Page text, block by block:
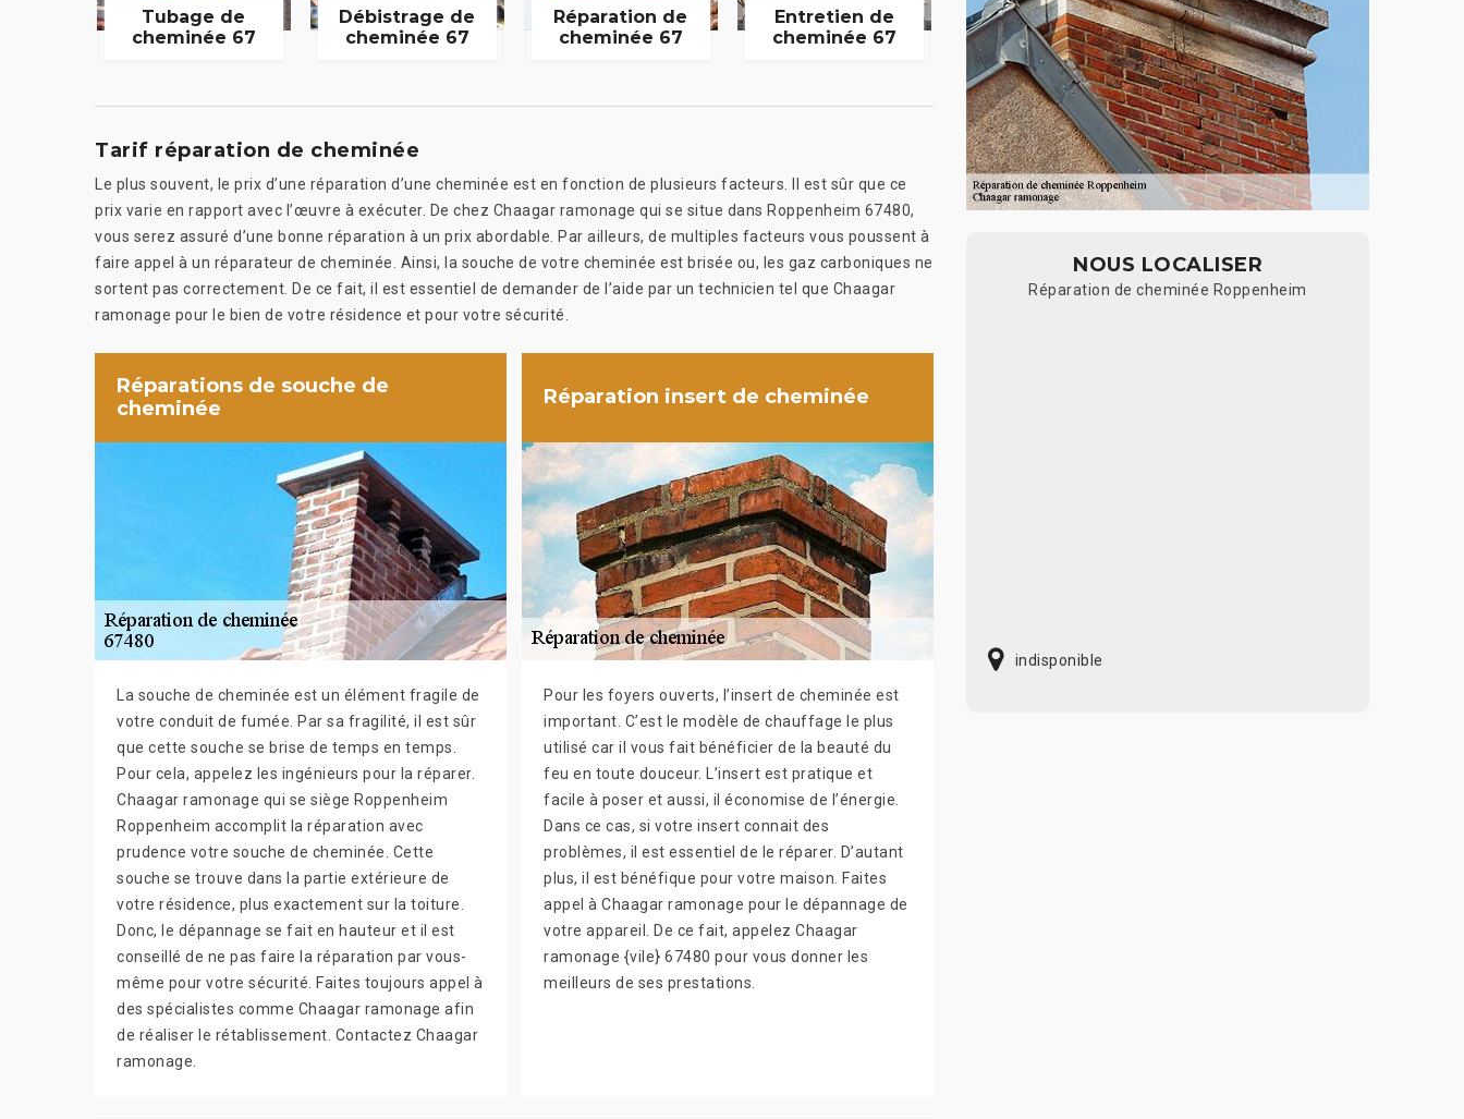
Tubage de
cheminée 67
Débistrage de
cheminée 67
Réparation de
cheminée 67
Entretien de
cheminée 67
Tarif réparation de cheminée
Le plus souvent, le prix d’une réparation d’une cheminée est en fonction de plusieurs facteurs. Il est sûr que ce
prix varie en rapport avec l’œuvre à exécuter. De chez Chaagar ramonage qui se situe dans Roppenheim 67480,
vous serez assuré d’une bonne réparation à un prix abordable. Par ailleurs, de multiples facteurs vous poussent à
faire appel à un réparateur de cheminée. Ainsi, la souche de votre cheminée est brisée ou, les gaz carboniques ne
sortent pas correctement. De ce fait, il est essentiel de demander de l’aide par un technicien tel que Chaagar
ramonage pour le bien de votre résidence et pour votre sécurité.
Réparations de souche de
cheminée
La souche de cheminée est un élément fragile de
votre conduit de fumée. Par sa fragilité, il est sûr
que cette souche se brise de temps en temps.
Pour cela, appelez les ingénieurs pour la réparer.
Chaagar ramonage qui se siège Roppenheim
Roppenheim accomplit la réparation avec
prudence votre souche de cheminée. Cette
souche se trouve dans la partie extérieure de
votre résidence, plus exactement sur la toiture.
Donc, le dépannage se fait en hauteur et il est
conseillé de ne pas faire la réparation par vous-
même pour votre sécurité. Faites toujours appel à
des spécialistes comme Chaagar ramonage afin
de réaliser le rétablissement. Contactez Chaagar
ramonage.
Réparation insert de cheminée
Pour les foyers ouverts, l’insert de cheminée est
important. C’est le modèle de chauffage le plus
utilisé car il vous fait bénéficier de la beauté du
feu en toute douceur. L’insert est pratique et
facile à poser et aussi, il économise de l’énergie.
Dans ce cas, si votre insert connait des
problèmes, il est essentiel de le réparer. D’autant
plus, il est bénéfique pour votre maison. Faites
appel à Chaagar ramonage pour le dépannage de
votre appareil. De ce fait, appelez Chaagar
ramonage {vile} 67480 pour vous donner les
meilleurs de ses prestations.
NOUS LOCALISER
Réparation de cheminée Roppenheim
indisponible